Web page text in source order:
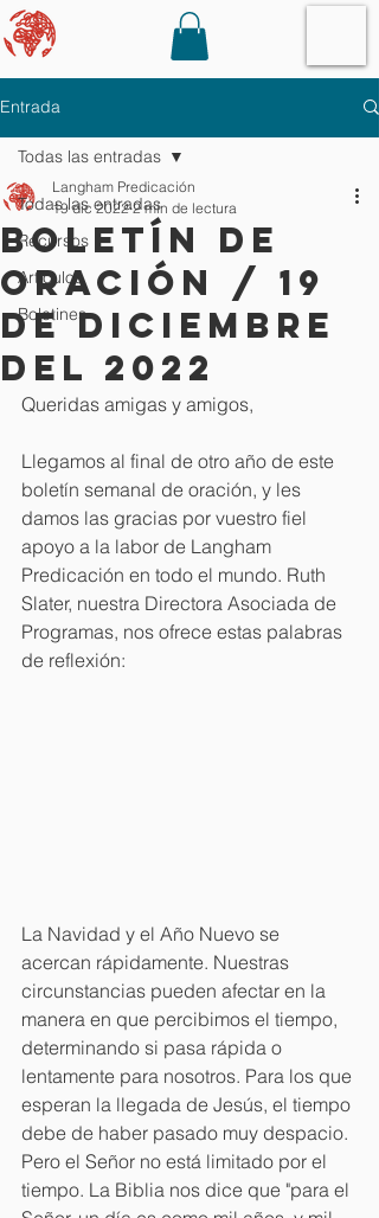
Entrada
Todas las entradas
Recursos
Artículos
Boletines
Todas las entradas
Boletín de
oración / 19
de diciembre
del 2022
Langham Predicación
19 dic 2022 2 min de lectura
Queridas amigas y amigos,
Llegamos al final de otro año de este
boletín semanal de oración, y les
damos las gracias por vuestro fiel
apoyo a la labor de Langham
Predicación en todo el mundo. Ruth
Slater, nuestra Directora Asociada de
Programas, nos ofrece estas palabras
de reflexión:
La Navidad y el Año Nuevo se
acercan rápidamente. Nuestras
circunstancias pueden afectar en la
manera en que percibimos el tiempo,
determinando si pasa rápida o
lentamente para nosotros. Para los que
esperan la llegada de Jesús, el tiempo
debe de haber pasado muy despacio.
Pero el Señor no está limitado por el
tiempo. La Biblia nos dice que "para el